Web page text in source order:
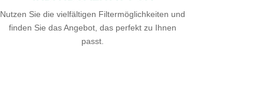
Nutzen Sie die vielfältigen Filtermöglichkeiten und
finden Sie das Angebot, das perfekt zu Ihnen
passt.